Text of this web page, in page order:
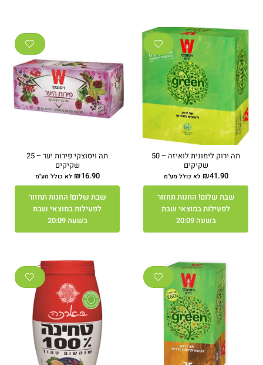
תה ירוק לימונית לואיזה – 50
שקיקים
₪41.90 לא כולל מע"מ
שבת שלום! החנות תחזור
לפעילות במוצאי שבת
בשעה 20:09
תה ויסוצקי פירות יער – 25
שקיקים
₪16.90 לא כולל מע"מ
שבת שלום! החנות תחזור
לפעילות במוצאי שבת
בשעה 20:09